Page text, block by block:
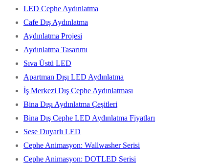
LED Cephe Aydınlatma
Cafe Dış Aydınlatma
Aydınlatma Projesi
Aydınlatma Tasarımı
Sıva Üstü LED
Apartman Dışı LED Aydınlatma
İş Merkezi Dış Cephe Aydınlatması
Bina Dışı Aydınlatma Çeşitleri
Bina Dış Cephe LED Aydınlatma Fiyatları
Sese Duyarlı LED
Cephe Animasyon: Wallwasher Serisi
Cephe Animasyon: DOTLED Serisi